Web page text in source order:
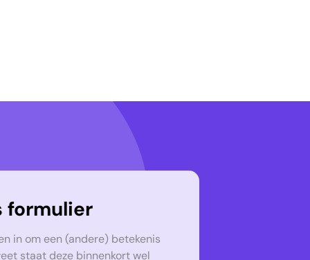
formulier
in om een (andere) betekenis
staat deze binnenkort wel